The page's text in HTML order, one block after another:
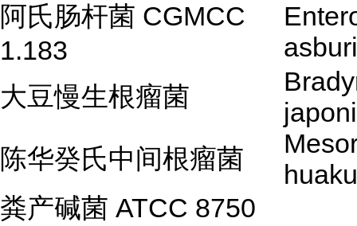
阿氏肠杆菌 CGMCC
1.183
大豆慢生根瘤菌
陈华癸氏中间根瘤菌
粪产碱菌 ATCC 8750